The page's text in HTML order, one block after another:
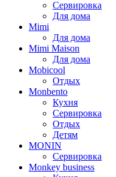
Сервировка
Для дома
Mimi
Для дома
Mimi Maison
Для дома
Mobicool
Отдых
Monbento
Кухня
Сервировка
Отдых
Детям
MONIN
Сервировка
Monkey business